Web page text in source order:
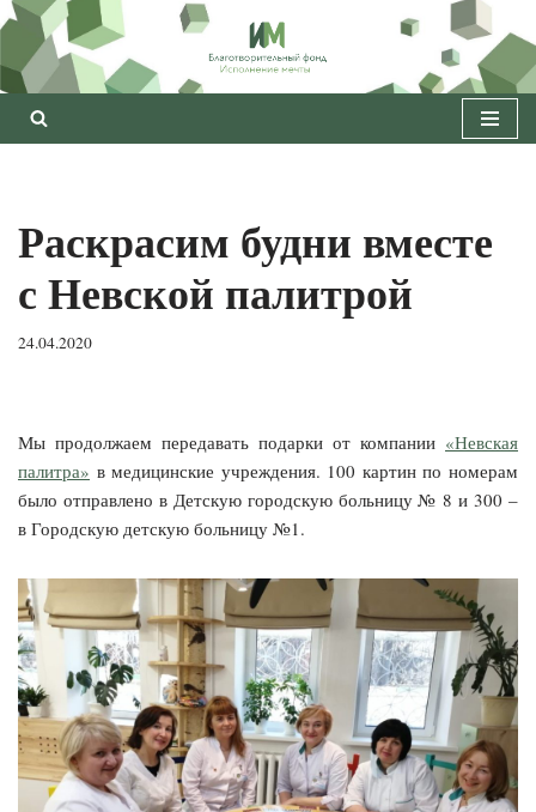
Перейти
к
содержимому
Раскрасим будни вместе
с Невской палитрой
24.04.2020
Мы продолжаем передавать подарки от компании «Невская
палитра» в медицинские учреждения. 100 картин по номерам
было отправлено в Детскую городскую больницу № 8 и 300 –
в Городскую детскую больницу №1.